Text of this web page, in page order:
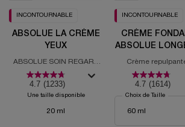
INCONTOURNABLE
ABSOLUE LA CRÈME
YEUX
ABSOLUE SOIN REGARD
REVITALISANT
4.7 (1233)
Une taille disponible
20 ml
INCONTOURNABLE
CRÈME
ABSOLUE
Crème
régénérante
4.7 (1614)
Choix de Taille